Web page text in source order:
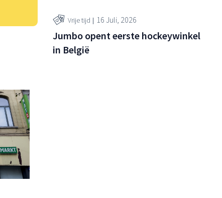
Vrije tijd 16 Juli, 2026
Jumbo opent eerste hockeywinkel
in België